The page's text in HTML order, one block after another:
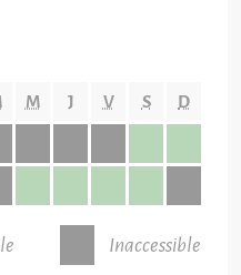
M J V S D
Inaccessible